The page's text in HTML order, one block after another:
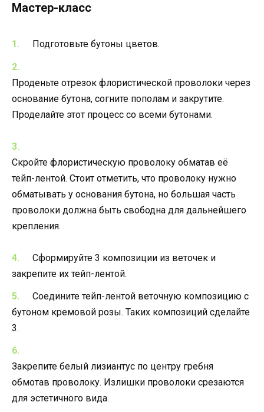
Мастер-класс
Подготовьте бутоны цветов.
Проденьте отрезок флористической проволоки через
основание бутона, согните пополам и закрутите.
Проделайте этот процесс со всеми бутонами.
Скройте флористическую проволоку обматав её
тейп-лентой. Стоит отметить, что проволоку нужно
обматывать у основания бутона, но большая часть
проволоки должна быть свободна для дальнейшего
крепления.
Сформируйте 3 композиции из веточек и
закрепите их тейп-лентой.
Соедините тейп-лентой веточную композицию с
бутоном кремовой розы. Таких композиций сделайте
3.
Закрепите белый лизиантус по центру гребня
обмотав проволоку. Излишки проволоки срезаются
для эстетичного вида.